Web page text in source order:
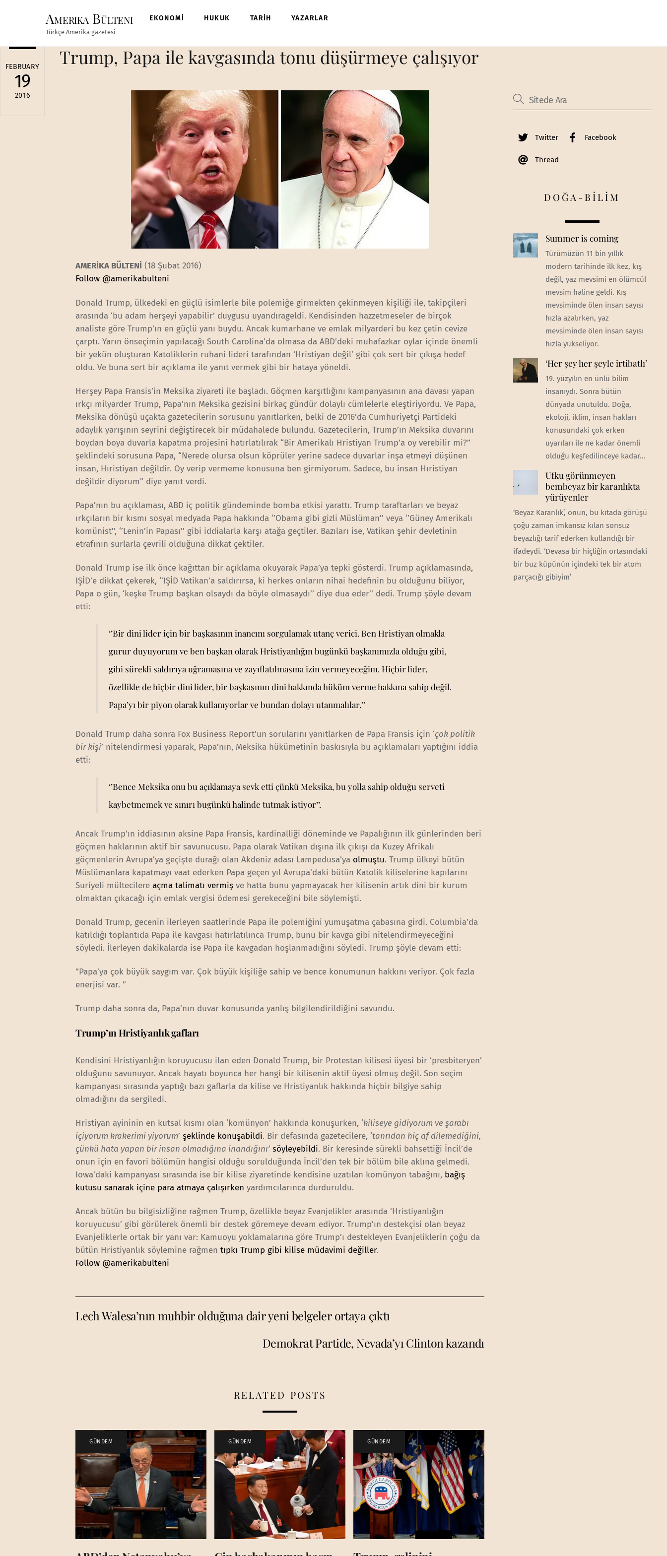
Amerika Bülteni
Türkçe Amerika gazetesi
EKONOMİ HUKUK TARİH YAZARLAR
FEBRUARY
19
2016
Trump, Papa ile kavgasında tonu düşürmeye çalışıyor
AMERİKA BÜLTENİ (18 Şubat 2016)
Follow @amerikabulteni
Donald Trump, ülkedeki en güçlü isimlerle bile polemiğe girmekten çekinmeyen kişiliği ile, takipçileri
arasında ‘bu adam herşeyi yapabilir’ duygusu uyandırageldi. Kendisinden hazzetmeseler de birçok
analiste göre Trump’ın en güçlü yanı buydu. Ancak kumarhane ve emlak milyarderi bu kez çetin cevize
çarptı. Yarın önseçimin yapılacağı South Carolina’da olmasa da ABD’deki muhafazkar oylar içinde önemli
bir yekün oluşturan Katoliklerin ruhani lideri tarafından ‘Hristiyan değil’ gibi çok sert bir çıkışa hedef
oldu. Ve buna sert bir açıklama ile yanıt vermek gibi bir hataya yöneldi.
Herşey Papa Fransis’in Meksika ziyareti ile başladı. Göçmen karşıtlığını kampanyasının ana davası yapan
ırkçı milyarder Trump, Papa’nın Meksika gezisini birkaç gündür dolaylı cümlelerle eleştiriyordu. Ve Papa,
Meksika dönüşü uçakta gazetecilerin sorusunu yanıtlarken, belki de 2016’da Cumhuriyetçi Partideki
adaylık yarışının seyrini değiştirecek bir müdahalede bulundu. Gazetecilerin, Trump’ın Meksika duvarını
boydan boya duvarla kapatma projesini hatırlatılırak “Bir Amerikalı Hristiyan Trump’a oy verebilir mi?”
şeklindeki sorusuna Papa, “Nerede olursa olsun köprüler yerine sadece duvarlar inşa etmeyi düşünen
insan, Hıristiyan değildir. Oy verip vermeme konusuna ben girmiyorum. Sadece, bu insan Hıristiyan
değildir diyorum” diye yanıt verdi.
Papa’nın bu açıklaması, ABD iç politik gündeminde bomba etkisi yarattı. Trump taraftarları ve beyaz
ırkçıların bir kısmı sosyal medyada Papa hakkında ‘’Obama gibi gizli Müslüman’’ veya ‘’Güney Amerikalı
komünist’’, ‘’Lenin’in Papası’’ gibi iddialarla karşı atağa geçtiler. Bazıları ise, Vatikan şehir devletinin
etrafının surlarla çevrili olduğuna dikkat çektiler.
Donald Trump ise ilk önce kağıttan bir açıklama okuyarak Papa’ya tepki gösterdi. Trump açıklamasında,
IŞİD’e dikkat çekerek, ‘’IŞİD Vatikan’a saldırırsa, ki herkes onların nihai hedefinin bu olduğunu biliyor,
Papa o gün, ‘keşke Trump başkan olsaydı da böyle olmasaydı’’ diye dua eder’’ dedi. Trump şöyle devam
etti:
‘’Bir dini lider için bir başkasının inancını sorgulamak utanç verici. Ben Hristiyan olmakla
gurur duyuyorum ve ben başkan olarak Hristiyanlığın bugünkü başkanımızla olduğu gibi,
gibi sürekli saldırıya uğramasına ve zayıflatılmasına izin vermeyeceğim. Hiçbir lider,
özellikle de hiçbir dini lider, bir başkasının dini hakkında hüküm verme hakkına sahip değil.
Papa’yı bir piyon olarak kullanıyorlar ve bundan dolayı utanmalılar.’’
Donald Trump daha sonra Fox Business Report’un sorularını yanıtlarken de Papa Fransis için ‘çok politik
bir kişi’ nitelendirmesi yaparak, Papa’nın, Meksika hükümetinin baskısıyla bu açıklamaları yaptığını iddia
etti:
‘’Bence Meksika onu bu açıklamaya sevk etti çünkü Meksika, bu yolla sahip olduğu serveti
kaybetmemek ve sınırı bugünkü halinde tutmak istiyor’’.
Ancak Trump’ın iddiasının aksine Papa Fransis, kardinalliği döneminde ve Papalığının ilk günlerinden beri
göçmen haklarının aktif bir savunucusu. Papa olarak Vatikan dışına ilk çıkışı da Kuzey Afrikalı
göçmenlerin Avrupa’ya geçişte durağı olan Akdeniz adası Lampedusa’ya olmuştu. Trump ülkeyi bütün
Müslümanlara kapatmayı vaat ederken Papa geçen yıl Avrupa’daki bütün Katolik kiliselerine kapılarını
Suriyeli mültecilereaçma talimatı vermiş ve hatta bunu yapmayacak her kilisenin artık dini bir kurum
olmaktan çıkacağı için emlak vergisi ödemesi gerekeceğini bile söylemişti.
Donald Trump, gecenin ilerleyen saatlerinde Papa ile polemiğini yumuşatma çabasına girdi. Columbia’da
katıldığı toplantıda Papa ile kavgası hatırlatılınca Trump, bunu bir kavga gibi nitelendirmeyeceğini
söyledi. İlerleyen dakikalarda ise Papa ile kavgadan hoşlanmadığını söyledi. Trump şöyle devam etti:
”Papa’ya çok büyük saygım var. Çok büyük kişiliğe sahip ve bence konumunun hakkını veriyor. Çok fazla
enerjisi var. ”
Trump daha sonra da, Papa’nın duvar konusunda yanlış bilgilendirildiğini savundu.
Trump’ın Hristiyanlık gafları
Kendisini Hristiyanlığın koruyucusu ilan eden Donald Trump, bir Protestan kilisesi üyesi bir ‘presbiteryen’
olduğunu savunuyor. Ancak hayatı boyunca her hangi bir kilisenin aktif üyesi olmuş değil. Son seçim
kampanyası sırasında yaptığı bazı gaflarla da kilise ve Hristiyanlık hakkında hiçbir bilgiye sahip
olmadığını da sergiledi.
Hristiyan ayininin en kutsal kısmı olan ‘komünyon’ hakkında konuşurken, ‘kiliseye gidiyorum ve şarabı
içiyorum krakerimi yiyorum’şeklinde konuşabildi. Bir defasında gazetecilere, ‘tanrıdan hiç af dilemediğini,
çünkü hata yapan bir insan olmadığına inandığını’ söyleyebildi. Bir keresinde sürekli bahsettiği İncil’de
onun için en favori bölümün hangisi olduğu sorulduğunda İncil’den tek bir bölüm bile aklına gelmedi.
Iowa’daki kampanyası sırasında ise bir kilise ziyaretinde kendisine uzatılan komünyon tabağını, bağış
kutusu sanarak içine para atmaya çalışırken yardımcılarınca durduruldu.
Ancak bütün bu bilgisizliğine rağmen Trump, özellikle beyaz Evanjelikler arasında ‘Hristiyanlığın
koruyucusu’ gibi görülerek önemli bir destek göremeye devam ediyor. Trump’ın destekçisi olan beyaz
Evanjeliklerle ortak bir yanı var: Kamuoyu yoklamalarına göre Trump’ı destekleyen Evanjeliklerin çoğu da
bütün Hristiyanlık söylemine rağmentıpkı Trump gibi kilise müdavimi değiller.
Follow @amerikabulteni
Lech Walesa’nın muhbir olduğuna dair yeni belgeler ortaya çıktı
Demokrat Partide, Nevada’yı Clinton kazandı
RELATED POSTS
GÜNDEM GÜNDEM GÜNDEM
Twitter Facebook
Thread
DOĞA-BİLİM
Summer is coming
Türümüzün 11 bin yıllık
modern tarihinde ilk kez, kış
değil, yaz mevsimi en ölümcül
mevsim haline geldi. Kış
mevsiminde ölen insan sayısı
hızla azalırken, yaz
mevsiminde ölen insan sayısı
hızla yükseliyor.
‘Her şey her şeyle irtibatlı’
19. yüzyılın en ünlü bilim
insanıydı. Sonra bütün
dünyada unutuldu. Doğa,
ekoloji, iklim, insan hakları
konusundaki çok erken
uyarıları ile ne kadar önemli
olduğu keşfedilinceye kadar...
Ufku görünmeyen
bembeyaz bir karanlıkta
yürüyenler
‘Beyaz Karanlık’, onun, bu kıtada görüşü
çoğu zaman imkansız kılan sonsuz
beyazlığı tarif ederken kullandığı bir
ifadeydi. ‘Devasa bir hiçliğin ortasındaki
bir buz küpünün içindeki tek bir atom
parçacığı gibiyim’